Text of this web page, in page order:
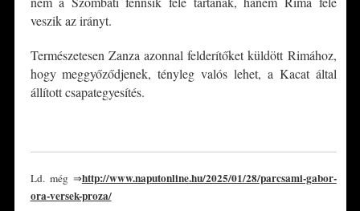
veszik az irányt.
Természetesen Zanza azonnal felderítőket küldött Rimához,
hogy meggyőződjenek, tényleg valós lehet, a Kacat által
állított csapategyesítés.
Ld. még ⇒http://www.naputonline.hu/2025/01/28/parcsami-gabor-
ora-versek-proza/